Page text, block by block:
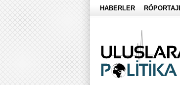
HABERLER